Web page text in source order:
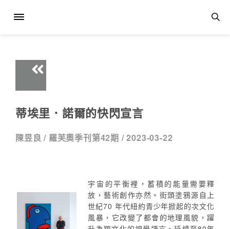
蒂埃里．諾爾的快閃宣言
陳昱良 / 羅芙奧季刊第42期 /2023-03-22
宇宙的平衡裡，蓄積的能量需要釋
放，藝術創作亦然。街頭塗鴉源自上
世紀70 年代紐約青少年掀起的次文化
風暴，它改變了都會的地理風貌，躍